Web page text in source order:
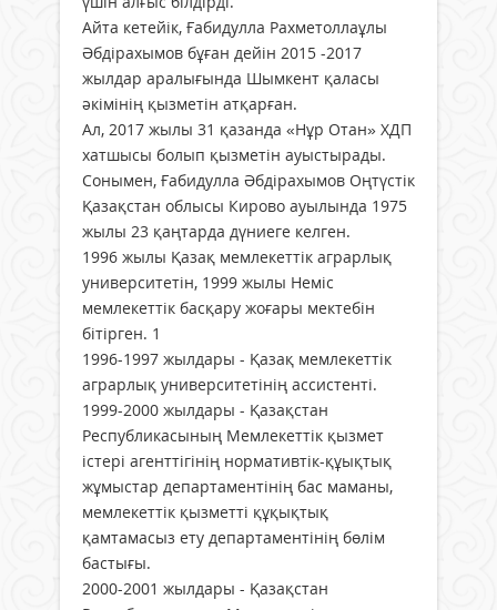
Айта кетейік, Ғабидулла Рахметоллаұлы
Әбдірахымов бұған дейін 2015 -2017
жылдар аралығында Шымкент қаласы
әкімінің қызметін атқарған.
Ал, 2017 жылы 31 қазанда «Нұр Отан» ХДП
хатшысы болып қызметін ауыстырады.
Сонымен, Ғабидулла Әбдірахымов Оңтүстік
Қазақстан облысы Кирово ауылында 1975
жылы 23 қаңтарда дүниеге келген.
1996 жылы Қазақ мемлекеттік аграрлық
университетін, 1999 жылы Неміс
мемлекеттік басқару жоғары мектебін
бітірген. 1
1996-1997 жылдары - Қазақ мемлекеттік
аграрлық университетінің ассистенті.
1999-2000 жылдары - Қазақстан
Республикасының Мемлекеттік қызмет
істері агенттігінің нормативтік-құықтық
жұмыстар департаментінің бас маманы,
мемлекеттік қызметті құқықтық
қамтамасыз ету департаментінің бөлім
бастығы.
2000-2001 жылдары - Қазақстан